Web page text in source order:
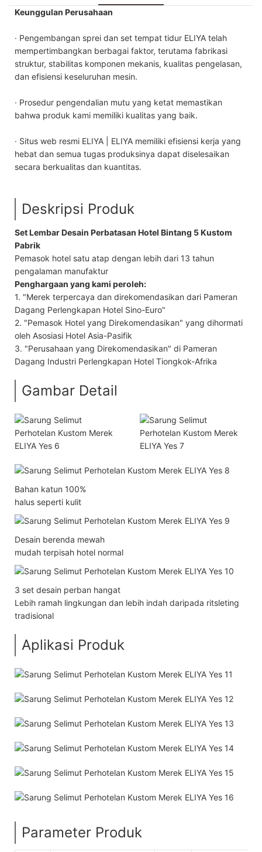
Keunggulan Perusahaan
· Pengembangan sprei dan set tempat tidur ELIYA telah
mempertimbangkan berbagai faktor, terutama fabrikasi
struktur, stabilitas komponen mekanis, kualitas pengelasan,
dan efisiensi keseluruhan mesin.
· Prosedur pengendalian mutu yang ketat memastikan
bahwa produk kami memiliki kualitas yang baik.
· Situs web resmi ELIYA | ELIYA memiliki efisiensi kerja yang
hebat dan semua tugas produksinya dapat diselesaikan
secara berkualitas dan kuantitas.
Deskripsi Produk
Set Lembar Desain Perbatasan Hotel Bintang 5 Kustom
Pabrik
Pemasok hotel satu atap dengan lebih dari 13 tahun
pengalaman manufaktur
Penghargaan yang kami peroleh:
1. "Merek terpercaya dan direkomendasikan dari Pameran
Dagang Perlengkapan Hotel Sino-Euro"
2. "Pemasok Hotel yang Direkomendasikan" yang dihormati
oleh Asosiasi Hotel Asia-Pasifik
3. "Perusahaan yang Direkomendasikan" di Pameran
Dagang Industri Perlengkapan Hotel Tiongkok-Afrika
Gambar Detail
Bahan katun 100%
halus seperti kulit
Desain berenda mewah
mudah terpisah hotel normal
3 set desain perban hangat
Lebih ramah lingkungan dan lebih indah daripada ritsleting
tradisional
Aplikasi Produk
Parameter Produk